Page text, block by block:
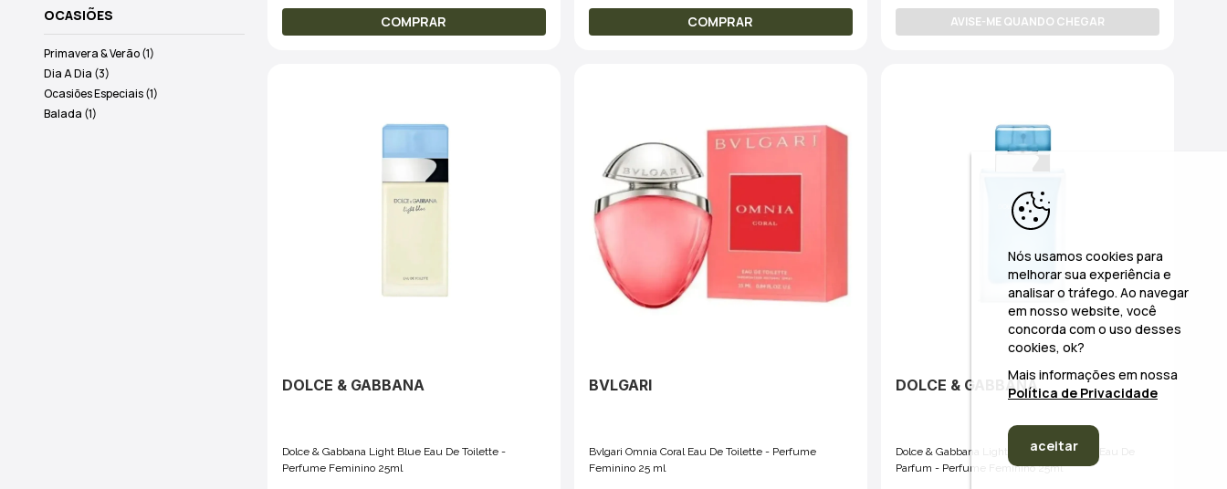
OCASIÕES
Primavera & Verão (1)
Dia A Dia (3)
Ocasiões Especiais (1)
Balada (1)
COMPRAR COMPRAR AVISE-ME QUANDO CHEGAR
DOLCE & GABBANA
Dolce & Gabbana Light Blue Eau De Toilette -
Perfume Feminino 25ml
BVLGARI
Bvlgari Omnia Coral Eau De Toilette - Perfume
Feminino 25 ml
DOLCE & GABBANA
Dolce & Gabbana Light Blue Eau Intense Eau De
Parfum - Perfume Feminino 25ml
Nós usamos cookies para
melhorar sua experiência e
analisar o tráfego. Ao navegar
em nosso website, você
concorda com o uso desses
cookies, ok?
Mais informações em nossa
Política de Privacidade
aceitar